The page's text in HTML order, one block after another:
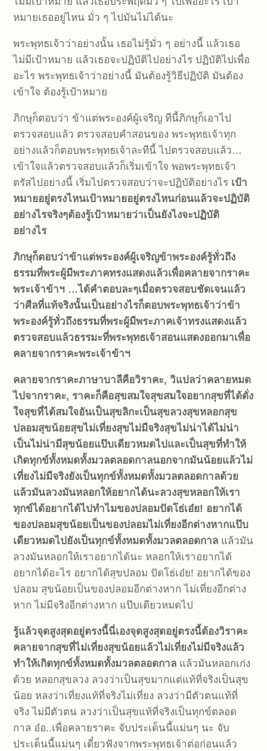
หมายเธออยู่ไหน มั่ว ๆ ไปมันไม่ได้นะ
พระพุทธเจ้าว่าอย่างนั้น เธอไม่รู้มั่ว ๆ อย่างนี้ แล้วเธอ
ไม่มีเป้าหมาย แล้วเธอจะปฏิบัติไปอย่างไร ปฏิบัติไปเพื่อ
อะไร พระพุทธเจ้าว่าอย่างนี้ มันต้องรู้วิธีปฏิบัติ มันต้อง
เข้าใจ ต้องรู้เป้าหมาย
ภิกษุก็ตอบว่า ข้าแต่พระองค์ผู้เจริญ ทีนี้ภิกษุก็เอาไป
ตรวจสอบแล้ว ตรวจสอบคำสอนของ พระพุทธเจ้าทุก
อย่างแล้วก็ตอบพระพุทธเจ้าละทีนี้ ไปตรวจสอบแล้ว…
เข้าใจแล้วตรวจสอบแล้วก็เริ่มเข้าใจ พอพระพุทธเจ้า
ตรัสไปอย่างนี้ เริ่มไปตรวจสอบว่าจะปฏิบัติอย่างไร เป้า
หมายอยู่ตรงไหนเป้าหมายอยู่ตรงไหนก่อนแล้วจะปฏิบัติ
อย่างไรจริงๆต้องรู้เป้าหมายว่าเป็นยังไงจะปฏิบัติ
อย่างไร
ภิกษุก็ตอบว่าข้าแต่พระองค์ผู้เจริญข้าพระองค์รู้ทั่วถึง
ธรรมที่พระผู้มีพระภาคทรงแสดงแล้วเพื่อคลายจากราคะ
พระเจ้าข้าฯ …ได้คำตอบละๆเมื่อตรวจสอบชัดเจนแล้ว
ว่าศีลที่แท้จริงนั้นเป็นอย่างไรก็ตอบพระพุทธเจ้าว่าข้า
พระองค์รู้ทั่วถึงธรรมที่พระผู้มีพระภาคเจ้าทรงแสดงแล้ว
ตรวจสอบแล้วธรรมะที่พระพุทธเจ้าสอนแสดงออกมาเพื่อ
คลายจากราคะพระเจ้าข้าฯ
คลายจากราคะภาษาบาลีคือวิราคะ,วิแปลว่าคลายหมด
ไปจากราคะ, ราคะก็คือสุขสมใจสุขสมใจอยากสุขที่ได้ดั่ง
ใจสุขที่ได้สมใจอันเป็นสุขลิกะเป็นสุขลวงสุขหลอกสุข
ปลอมสุขน้อยสุขไม่เที่ยงสุขไม่มีจริงสุขไม่น่าได้ไม่น่า
เป็นไม่น่ามีสุขน้อยแป๊บเดียวหมดไปและเป็นสุขที่ทำให้
เกิดทุกข์ทั้งหมดทั้งมวลตลอดกาลนอกจากมันน้อยแล้วไม่
เที่ยงไม่มีจริงยังเป็นทุกข์ทั้งหมดทั้งมวลตลอดกาลด้วย
แล้วมันลวงมันหลอกให้อยากได้นะลวงสุขหลอกให้เรา
ทุกข์ได้อยากได้ไปทำไมของปลอมปัดโธ่เอ๋ย! อยากได้
ของปลอมสุขน้อยเป็นของปลอมไม่เที่ยงอีกต่างหากแป๊บ
เดียวหมดไปยังเป็นทุกข์ทั้งหมดทั้งมวลตลอดกาล แล้วมัน
ลวงมันหลอกให้เราอยากได้นะ หลอกให้เราอยากได้
อยากได้อะไร อยากได้สุขปลอม ปัดโธ่เอ๋ย! อยากได้ของ
ปลอม สุขน้อยเป็นของปลอมอีกต่างหาก ไม่เที่ยงอีกต่าง
หาก ไม่มีจริงอีกต่างหาก แป๊บเดียวหมดไป
รู้แล้วจุดสูงสุดอยู่ตรงนี้นี่เองจุดสูงสุดอยู่ตรงนี้ต้องวิราคะ
คลายจากสุขที่ไม่เที่ยงสุขน้อยแล้วไม่เที่ยงไม่มีจริงแล้ว
ทำให้เกิดทุกข์ทั้งหมดทั้งมวลตลอดกาล แล้วมันหลอกเก่ง
ด้วย หลอกสุขลวง ลวงว่าเป็นสุขมากแต่แท้ที่จริงเป็นสุข
น้อย หลงว่าเที่ยงแท้ที่จริงไม่เที่ยง ลวงว่ามีตัวตนแท้ที่
จริง ไม่มีตัวตน ลวงว่าเป็นสุขแท้ที่จริงเป็นทุกข์ตลอด
กาล อ๋อ..เพื่อคลายราคะ จับประเด็นนี้แม่นๆ นะ จับ
ประเด็นนี้แม่นๆ เดี๋ยวฟังจากพระพุทธเจ้าต่อก่อนแล้ว